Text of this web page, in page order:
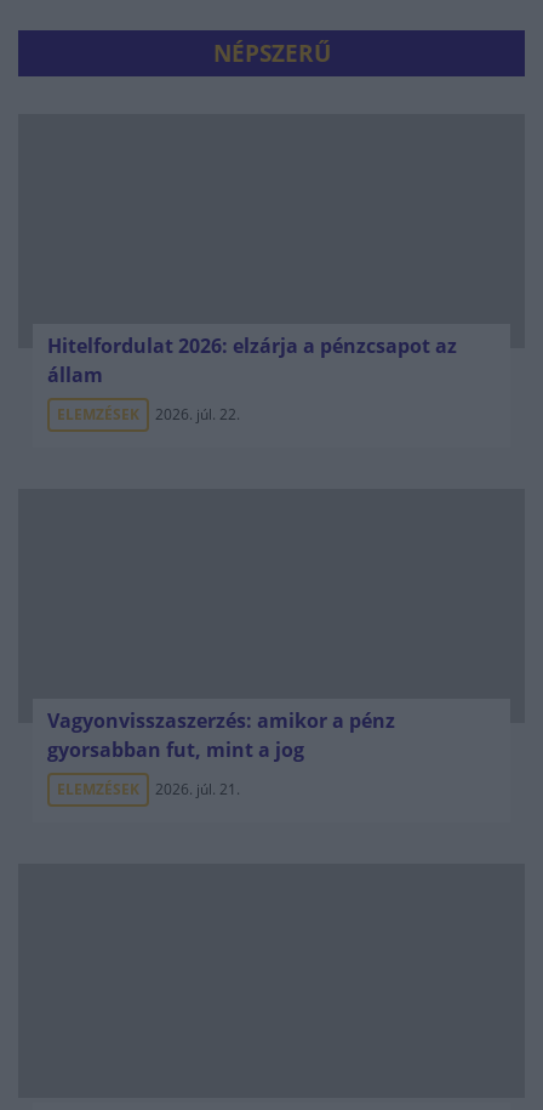
NÉPSZERŰ
Hitelfordulat 2026: elzárja a pénzcsapot az
állam
ELEMZÉSEK 2026. júl. 22.
Vagyonvisszaszerzés: amikor a pénz
gyorsabban fut, mint a jog
ELEMZÉSEK 2026. júl. 21.